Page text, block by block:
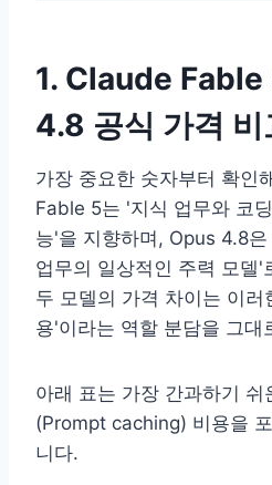
1. Claude
4.8 공식 가격 비
가장 중요한 숫자부터 확인
Fable 5는 '지식 업무와 코
능'을 지향하며, Opus 4.8
업무의 일상적인 주력 모델'
두 모델의 가격 차이는 이
용'이라는 역할 분담을 그대
아래 표는 가장 간과하기 쉬
(Prompt caching) 비용을
니다.